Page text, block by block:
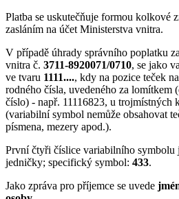
Platba se uskutečňuje formou kolkové
zasláním na účet Ministerstva vnitra.
V případě úhrady správního poplatku
vnitra č. 3711-8920071/0710, se jako
ve tvaru 1111...., kdy na pozice teček
rodného čísla, uvedeného za lomítkem
číslo) - např. 11116823, u trojmístných
(variabilní symbol nemůže obsahovat
písmena, mezery apod.).
První čtyři číslice variabilního symbolu
jedničky; specifický symbol: 433.
Jako zpráva pro příjemce se uvede